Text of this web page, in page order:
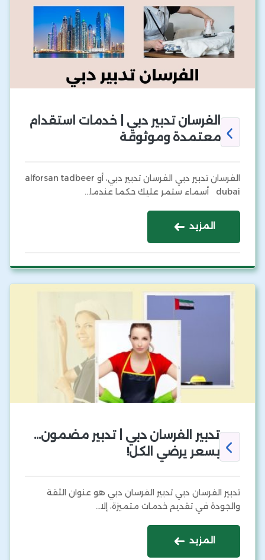
الفرسان تدبير دبي | خدمات استقدام
معتمدة وموثوقة
الفرسان تدبير دبي الفرسان تدبير دبي، أو alforsan tadbeer
dubai أسماء ستمر عليك حكما عندما…
المزيد
تدبير الفرسان دبي | تدبير مضمون…
بسعر يرضي الكل!
تدبير الفرسان دبي تدبير الفرسان دبي هو عنوان الثقة
والجودة في تقديم خدمات متميزة، إلا…
المزيد